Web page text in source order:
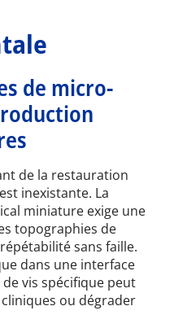
de micro-
de la restauration
inexistante. La
miniature exige une
topographies de
sans faille.
dans une interface
vis spécifique peut
ou dégrader